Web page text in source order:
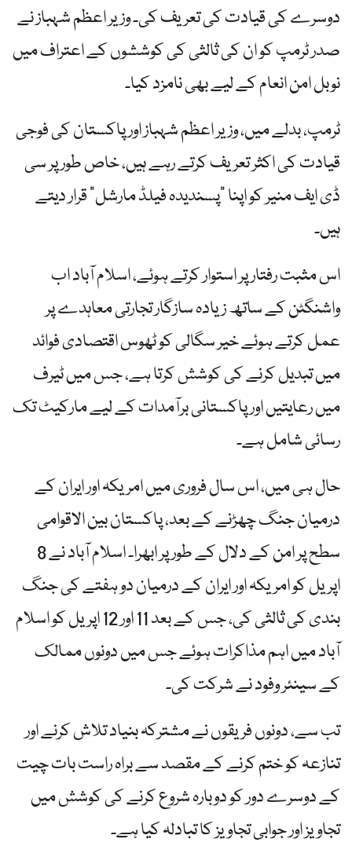
دوسرے کی قیادت کی تعریف کی۔ وزیر اعظم شہباز نے
صدر ٹرمپ کو ان کی ثالثی کی کوششوں کے اعتراف میں
نوبل امن انعام کے لیے بھی نامزد کیا۔
ٹرمپ، بدلے میں، وزیر اعظم شہباز اور پاکستان کی فوجی
قیادت کی اکثر تعریف کرتے رہے ہیں، خاص طور پر سی
ڈی ایف منیر کو اپنا "پسندیدہ فیلڈ مارشل” قرار دیتے
ہیں۔
اس مثبت رفتار پر استوار کرتے ہوئے، اسلام آباد اب
واشنگٹن کے ساتھ زیادہ سازگار تجارتی معاہدے پر
عمل کرتے ہوئے خیر سگالی کو ٹھوس اقتصادی فوائد
میں تبدیل کرنے کی کوشش کرتا ہے، جس میں ٹیرف
میں رعایتیں اور پاکستانی برآمدات کے لیے مارکیٹ تک
رسائی شامل ہے۔
حال ہی میں، اس سال فروری میں امریکہ اور ایران کے
درمیان جنگ چھڑنے کے بعد، پاکستان بین الاقوامی
سطح پر امن کے دلال کے طور پر ابھرا۔ اسلام آباد نے 8
اپریل کو امریکہ اور ایران کے درمیان دو ہفتے کی جنگ
بندی کی ثالثی کی، جس کے بعد 11 اور 12 اپریل کو اسلام
آباد میں اہم مذاکرات ہوئے جس میں دونوں ممالک
کے سینئر وفود نے شرکت کی۔
تب سے، دونوں فریقوں نے مشترکہ بنیاد تلاش کرنے اور
تنازعہ کو ختم کرنے کے مقصد سے براہ راست بات چیت
کے دوسرے دور کو دوبارہ شروع کرنے کی کوشش میں
تجاویز اور جوابی تجاویز کا تبادلہ کیا ہے۔